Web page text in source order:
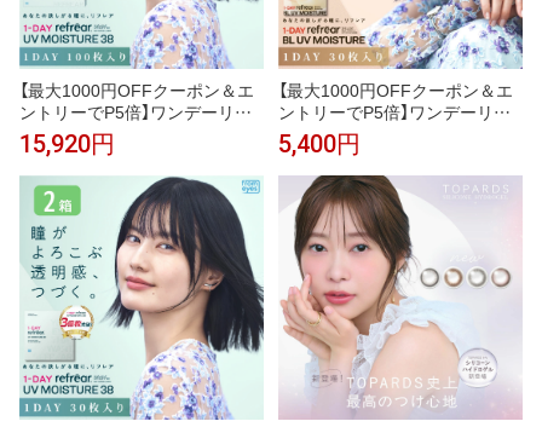
【最大1000円OFFクーポン＆エ
ントリーでP5倍】ワンデーリフ
レアUVモイスチャー38 4箱セッ
ト （1箱100枚）UVカット コンタ
クトレンズ 1day 1日使い捨て コ
ンタクト refrear フロムアイズ
15,920円
【最大1000円OFFクーポン＆エ
ントリーでP5倍】ワンデーリフ
レア BLUVモイスチャー 4箱セ
ット （1箱30枚） UVカット コン
タクトレンズ 1day 1日使い捨て
コンタクト refrear フロムアイ
ズ
5,400円